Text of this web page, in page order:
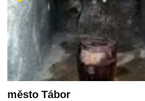
město Tábor